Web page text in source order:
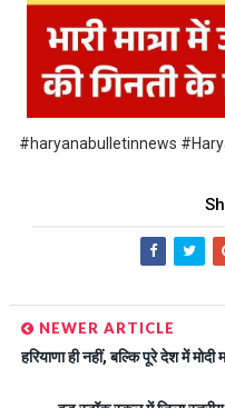
#haryanabulletinnews
NEWER ARTICLE
हरियाणा ही नहीं, बल्कि पूरे देश में